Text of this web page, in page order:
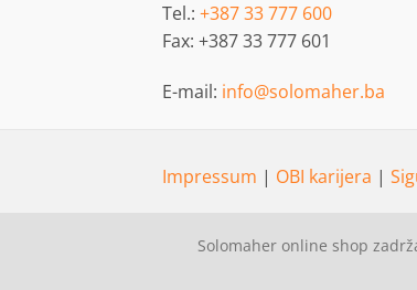
Tel.: +387 33 777 600
Fax: +387 33 777 601
E-mail: info@solomaher.ba
Impressum | OBI karijera |
Solomaher online shop